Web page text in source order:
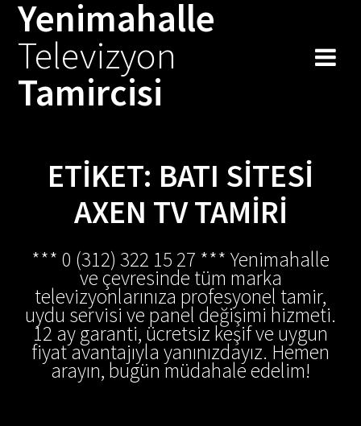
Skip
to
Yenimahalle
Televizyon
Tamircisi
ETIKET: BATI SITESI
AXEN TV TAMIRI
*** 0 (312) 322 15 27 *** Yenimahalle
ve çevresinde tüm marka
televizyonlarınıza profesyonel tamir,
uydu servisi ve panel değişimi hizmeti.
12 ay garanti, ücretsiz keşif ve uygun
fiyat avantajıyla yanınızdayız. Hemen
arayın, bugün müdahale edelim!